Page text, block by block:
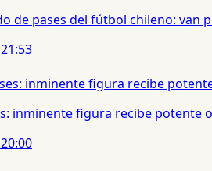
de pases del fútbol chileno: van
inminente figura recibe